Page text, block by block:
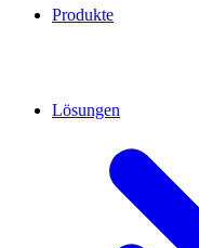
Produkte
Lösungen